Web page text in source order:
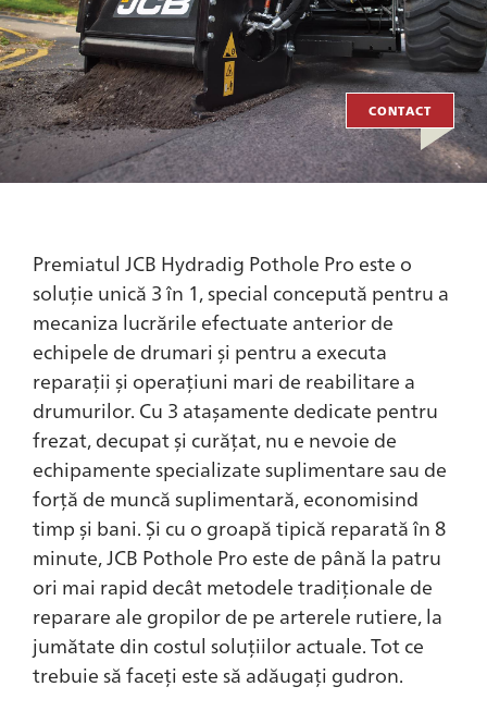
CONTACT
Premiatul JCB Hydradig Pothole Pro este o
soluție unică 3 în 1, special concepută pentru a
mecaniza lucrările efectuate anterior de
echipele de drumari și pentru a executa
reparații și operațiuni mari de reabilitare a
drumurilor. Cu 3 atașamente dedicate pentru
frezat, decupat și curățat, nu e nevoie de
echipamente specializate suplimentare sau de
forță de muncă suplimentară, economisind
timp și bani. Și cu o groapă tipică reparată în 8
minute, JCB Pothole Pro este de până la patru
ori mai rapid decât metodele tradiționale de
reparare ale gropilor de pe arterele rutiere, la
jumătate din costul soluțiilor actuale. Tot ce
trebuie să faceți este să adăugați gudron.